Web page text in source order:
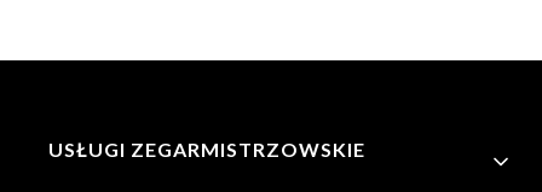
Linki w stopce
USŁUGI ZEGARMISTRZOWSKIE